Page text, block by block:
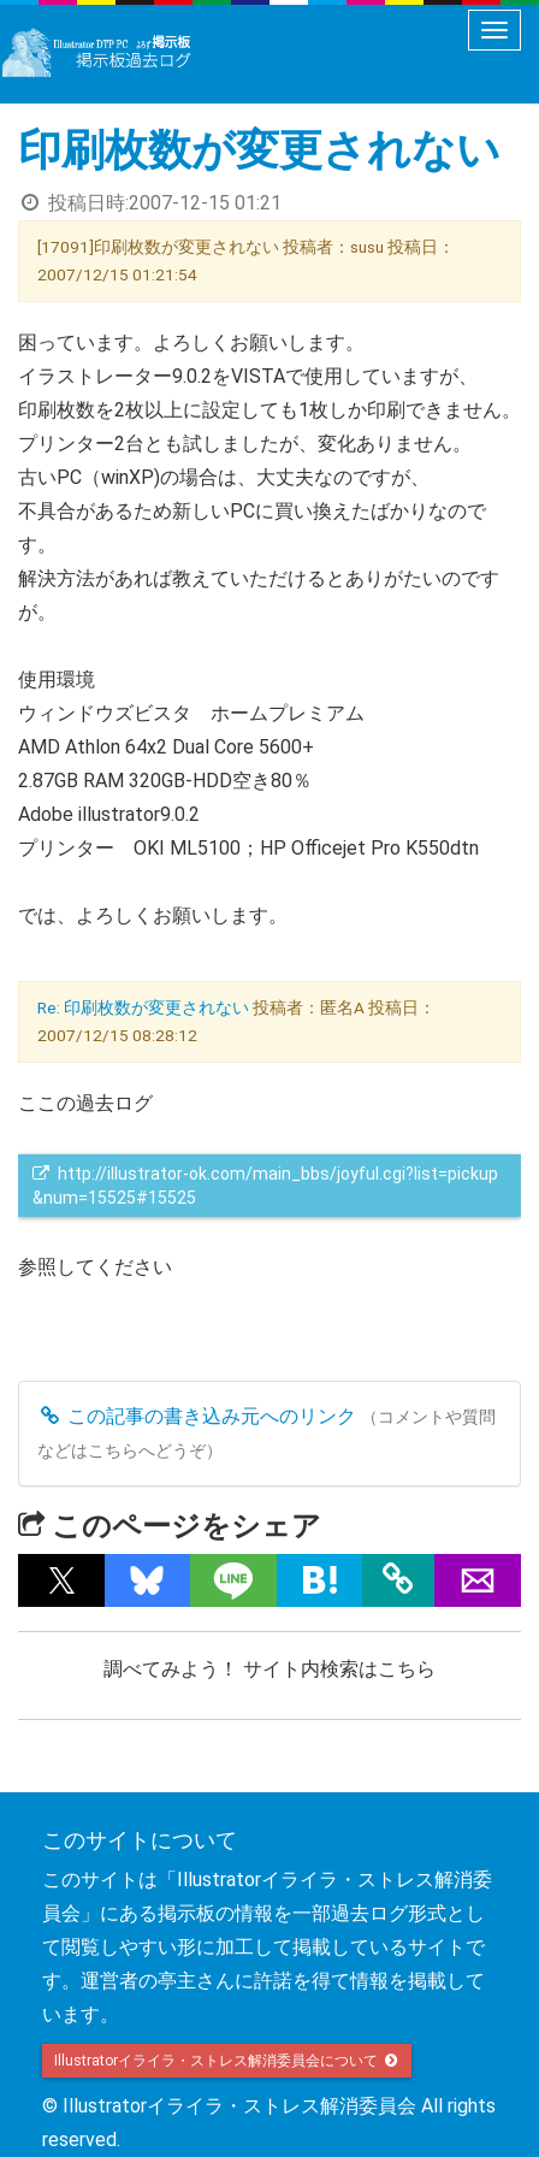
メ
ュ
印刷枚数が変更されない
投稿日時:2007-12-15 01:21
[17091]印刷枚数が変更されない 投稿者：susu 投稿日：
2007/12/15 01:21:54
困っています。よろしくお願いします。
イラストレーター9.0.2をVISTAで使用していますが、
印刷枚数を2枚以上に設定しても1枚しか印刷できません。
プリンター2台とも試しましたが、変化ありません。
古いPC（winXP)の場合は、大丈夫なのですが、
不具合があるため新しいPCに買い換えたばかりなので
す。
解決方法があれば教えていただけるとありがたいのです
が。
使用環境
ウィンドウズビスタ ホームプレミアム
AMD Athlon 64x2 Dual Core 5600+
2.87GB RAM 320GB-HDD空き80％
Adobe illustrator9.0.2
プリンター OKI ML5100；HP Officejet Pro K550dtn
では、よろしくお願いします。
Re: 印刷枚数が変更されない投稿者：匿名A 投稿日：
2007/12/15 08:28:12
ここの過去ログ
http://illustrator-ok.com/main_bbs/joyful.cgi?list=pickup
&num=15525#15525
参照してください
この記事の書き込み元へのリンク
（コメントや質問
などはこちらへどうぞ）
このページをシェア
調べてみよう！ サイト内検索はこちら
このサイトについて
このサイトは「Illustratorイライラ・ストレス解消委
員会」にある掲示板の情報を一部過去ログ形式とし
て閲覧しやすい形に加工して掲載しているサイトで
す。運営者の亭主さんに許諾を得て情報を掲載して
います。
Illustratorイライラ・ストレス解消委員会について
© Illustratorイライラ・ストレス解消委員会 All rights
reserved.